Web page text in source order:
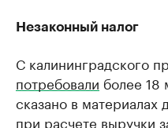
Незаконный налог
С калининградского
потребовали более 18
сказано в материалах
при расчете выручки